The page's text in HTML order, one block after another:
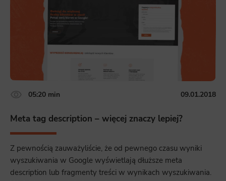
Scope responsible for displaying personalized ads that may be of interest to the user based on browsing history and
habits and demographic criteria. Also, third-party files that, in conjunction with files installed while browsing other
websites, profile the user, providing him or her with the marketing, advertising and retargeting content deemed most
05:20 min 09.01.2018
Meta tag description – więcej znaczy lepiej?
Z pewnością zauważyliście, że od pewnego czasu wyniki
wyszukiwania w Google wyświetlają dłuższe meta
description lub fragmenty treści w wynikach wyszukiwania.